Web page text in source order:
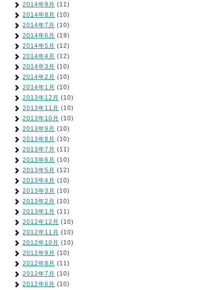
2014年9月 (11)
2014年8月 (10)
2014年7月 (10)
2014年6月 (19)
2014年5月 (12)
2014年4月 (12)
2014年3月 (10)
2014年2月 (10)
2014年1月 (10)
2013年12月 (10)
2013年11月 (10)
2013年10月 (10)
2013年9月 (10)
2013年8月 (10)
2013年7月 (11)
2013年6月 (10)
2013年5月 (12)
2013年4月 (10)
2013年3月 (10)
2013年2月 (10)
2013年1月 (11)
2012年12月 (10)
2012年11月 (10)
2012年10月 (10)
2012年9月 (10)
2012年8月 (11)
2012年7月 (10)
2012年6月 (10)